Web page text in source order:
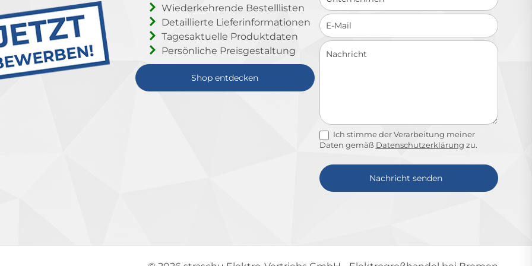
Wiederkehrende Bestelllisten
Detaillierte Lieferinformationen
Tagesaktuelle Produktdaten
Persönliche Preisgestaltung
Shop entdecken
Ich stimme der Verarbeitung meiner
Daten gemäß Datenschutzerklärung zu.
Nachricht senden